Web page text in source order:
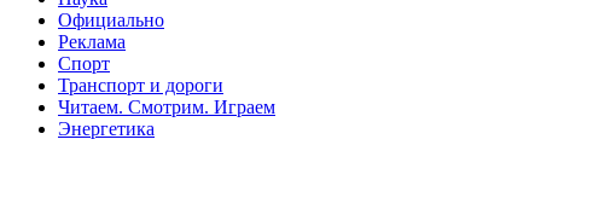
Официально
Реклама
Спорт
Транспорт и дороги
Читаем. Смотрим. Играем
Энергетика